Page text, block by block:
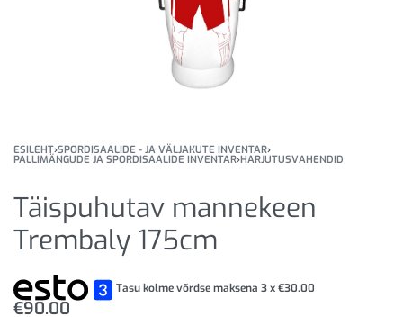
ESILEHT›SPORDISAALIDE - JA VÄLJAKUTE INVENTAR›
PALLIMÄNGUDE JA SPORDISAALIDE INVENTAR›HARJUTUSVAHENDID
Täispuhutav mannekeen
Trembaly 175cm
Tasu kolme võrdse maksena 3 x€30.00
€90.00